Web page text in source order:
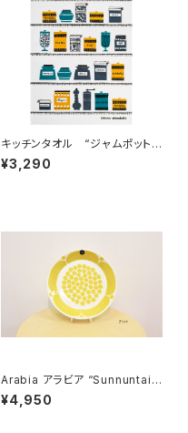
キッチンタオル “ジャムポットブ
ルー” / アルメダールス/AL
MEDAHLS by Studio Almed
¥3,290
Arabia アラビア “Sunnuntai
スンヌンタイ” プレート21cm 復
刻版
¥4,950